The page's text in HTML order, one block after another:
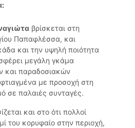
βρίσκεται στη
Παπαφλέσσα, και
και την υψηλή ποιότητα
μεγάλη γκάμα
παραδοσιακών
με προσοχή στη
σε παλαιές συνταγές.
και στο ότι πολλοί
του κορυφαίο στην περιοχή,